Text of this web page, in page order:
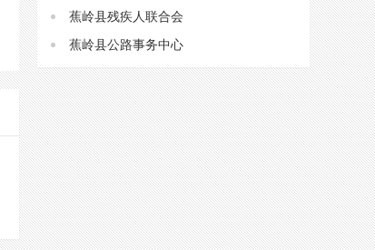
蕉岭县残疾人联合会
蕉岭县公路事务中心